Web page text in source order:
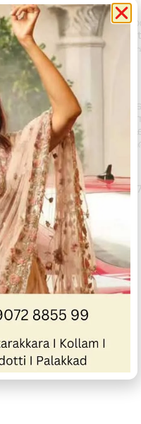
പ്രൊഫഷണൽ
അക്കൗണ്ടന്റാകാൻ
കിലിമാനൂരിൽ Elixer
Of Accounting-ൽ
ആരംഭിച്ചു
August 6, 20263:37 pm
വാഹനം ഓടിക്കുന്നതിനിടെ
ഹൃദയാഘാതം;
സ്കൂൾ ബസ്
ഇടിച്ചുകയറി, ഡ്രൈവർ
August 5, 20267:39 pm
കനത്ത മഴ: ജില്ലയിൽ 1.77
കോടിയുടെ കൃഷിനാശം
August 5, 202611:34 am
« Previous Next »